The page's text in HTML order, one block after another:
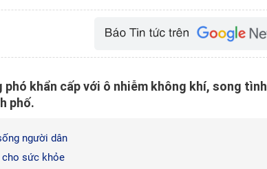
khẩn cấp với ô nhiễm không khí, song tình
phố.
người dân
sức khỏe